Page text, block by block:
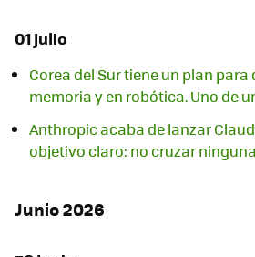
01 julio
Corea del Sur tiene un plan
memoria y en robótica. Uno de
Anthropic acaba de lanzar
objetivo claro: no cruzar
Junio 2026